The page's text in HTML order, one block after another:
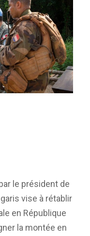
le président de
vise à rétablir
en République
la montée en